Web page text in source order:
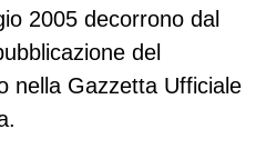
2005 decorrono dal
del
nella Gazzetta Ufficiale